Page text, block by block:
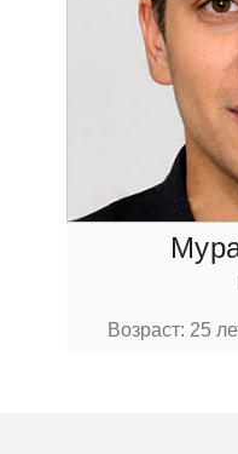
Вoзраст: 25